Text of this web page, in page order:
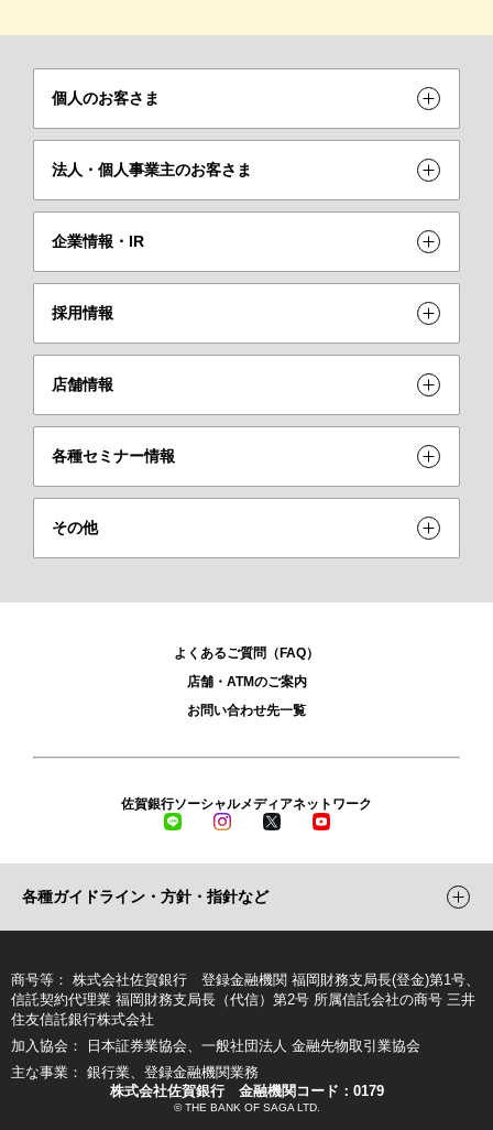
個人のお客さま
法人・個人事業主のお客さま
企業情報・IR
採用情報
店舗情報
各種セミナー情報
その他
よくあるご質問（FAQ）
店舗・ATMのご案内
お問い合わせ先一覧
佐賀銀行ソーシャルメディアネットワーク
LINE InstagramX
各種ガイドライン・方針・指針など
商号等
株式会社佐賀銀行 登録金融機関 福岡財務支局長(登金)第1号、
信託契約代理業 福岡財務支局長（代信）第2号 所属信託会社の商号 三井
住友信託銀行株式会社
加入協会
日本証券業協会、一般社団法人 金融先物取引業協会
主な事業
銀行業、登録金融機関業務
株式会社佐賀銀行 金融機関コード：0179
© THE BANK OF SAGA LTD.